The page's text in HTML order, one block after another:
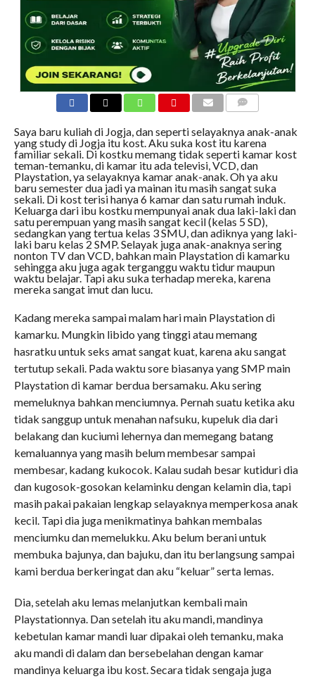
Saya baru kuliah di Jogja, dan seperti selayaknya anak-anak
yang study di Jogja itu kost. Aku suka kost itu karena
familiar sekali. Di kostku memang tidak seperti kamar kost
teman-temanku, di kamar itu ada televisi, VCD, dan
Playstation, ya selayaknya kamar anak-anak. Oh ya aku
baru semester dua jadi ya mainan itu masih sangat suka
sekali. Di kost terisi hanya 6 kamar dan satu rumah induk.
Keluarga dari ibu kostku mempunyai anak dua laki-laki dan
satu perempuan yang masih sangat kecil (kelas 5 SD),
sedangkan yang tertua kelas 3 SMU, dan adiknya yang laki-
laki baru kelas 2 SMP. Selayak juga anak-anaknya sering
nonton TV dan VCD, bahkan main Playstation di kamarku
sehingga aku juga agak terganggu waktu tidur maupun
waktu belajar. Tapi aku suka terhadap mereka, karena
mereka sangat imut dan lucu.
Kadang mereka sampai malam hari main Playstation di
kamarku. Mungkin libido yang tinggi atau memang
hasratku untuk seks amat sangat kuat, karena aku sangat
tertutup sekali. Pada waktu sore biasanya yang SMP main
Playstation di kamar berdua bersamaku. Aku sering
memeluknya bahkan menciumnya. Pernah suatu ketika aku
tidak sanggup untuk menahan nafsuku, kupeluk dia dari
belakang dan kuciumi lehernya dan memegang batang
kemaluannya yang masih belum membesar sampai
membesar, kadang kukocok. Kalau sudah besar kutiduri dia
dan kugosok-gosokan kelaminku dengan kelamin dia, tapi
masih pakai pakaian lengkap selayaknya memperkosa anak
kecil. Tapi dia juga menikmatinya bahkan membalas
menciumku dan memelukku. Aku belum berani untuk
membuka bajunya, dan bajuku, dan itu berlangsung sampai
kami berdua berkeringat dan aku “keluar” serta lemas.
Dia, setelah aku lemas melanjutkan kembali main
Playstationnya. Dan setelah itu aku mandi, mandinya
kebetulan kamar mandi luar dipakai oleh temanku, maka
aku mandi di dalam dan bersebelahan dengan kamar
mandinya keluarga ibu kost. Secara tidak sengaja juga